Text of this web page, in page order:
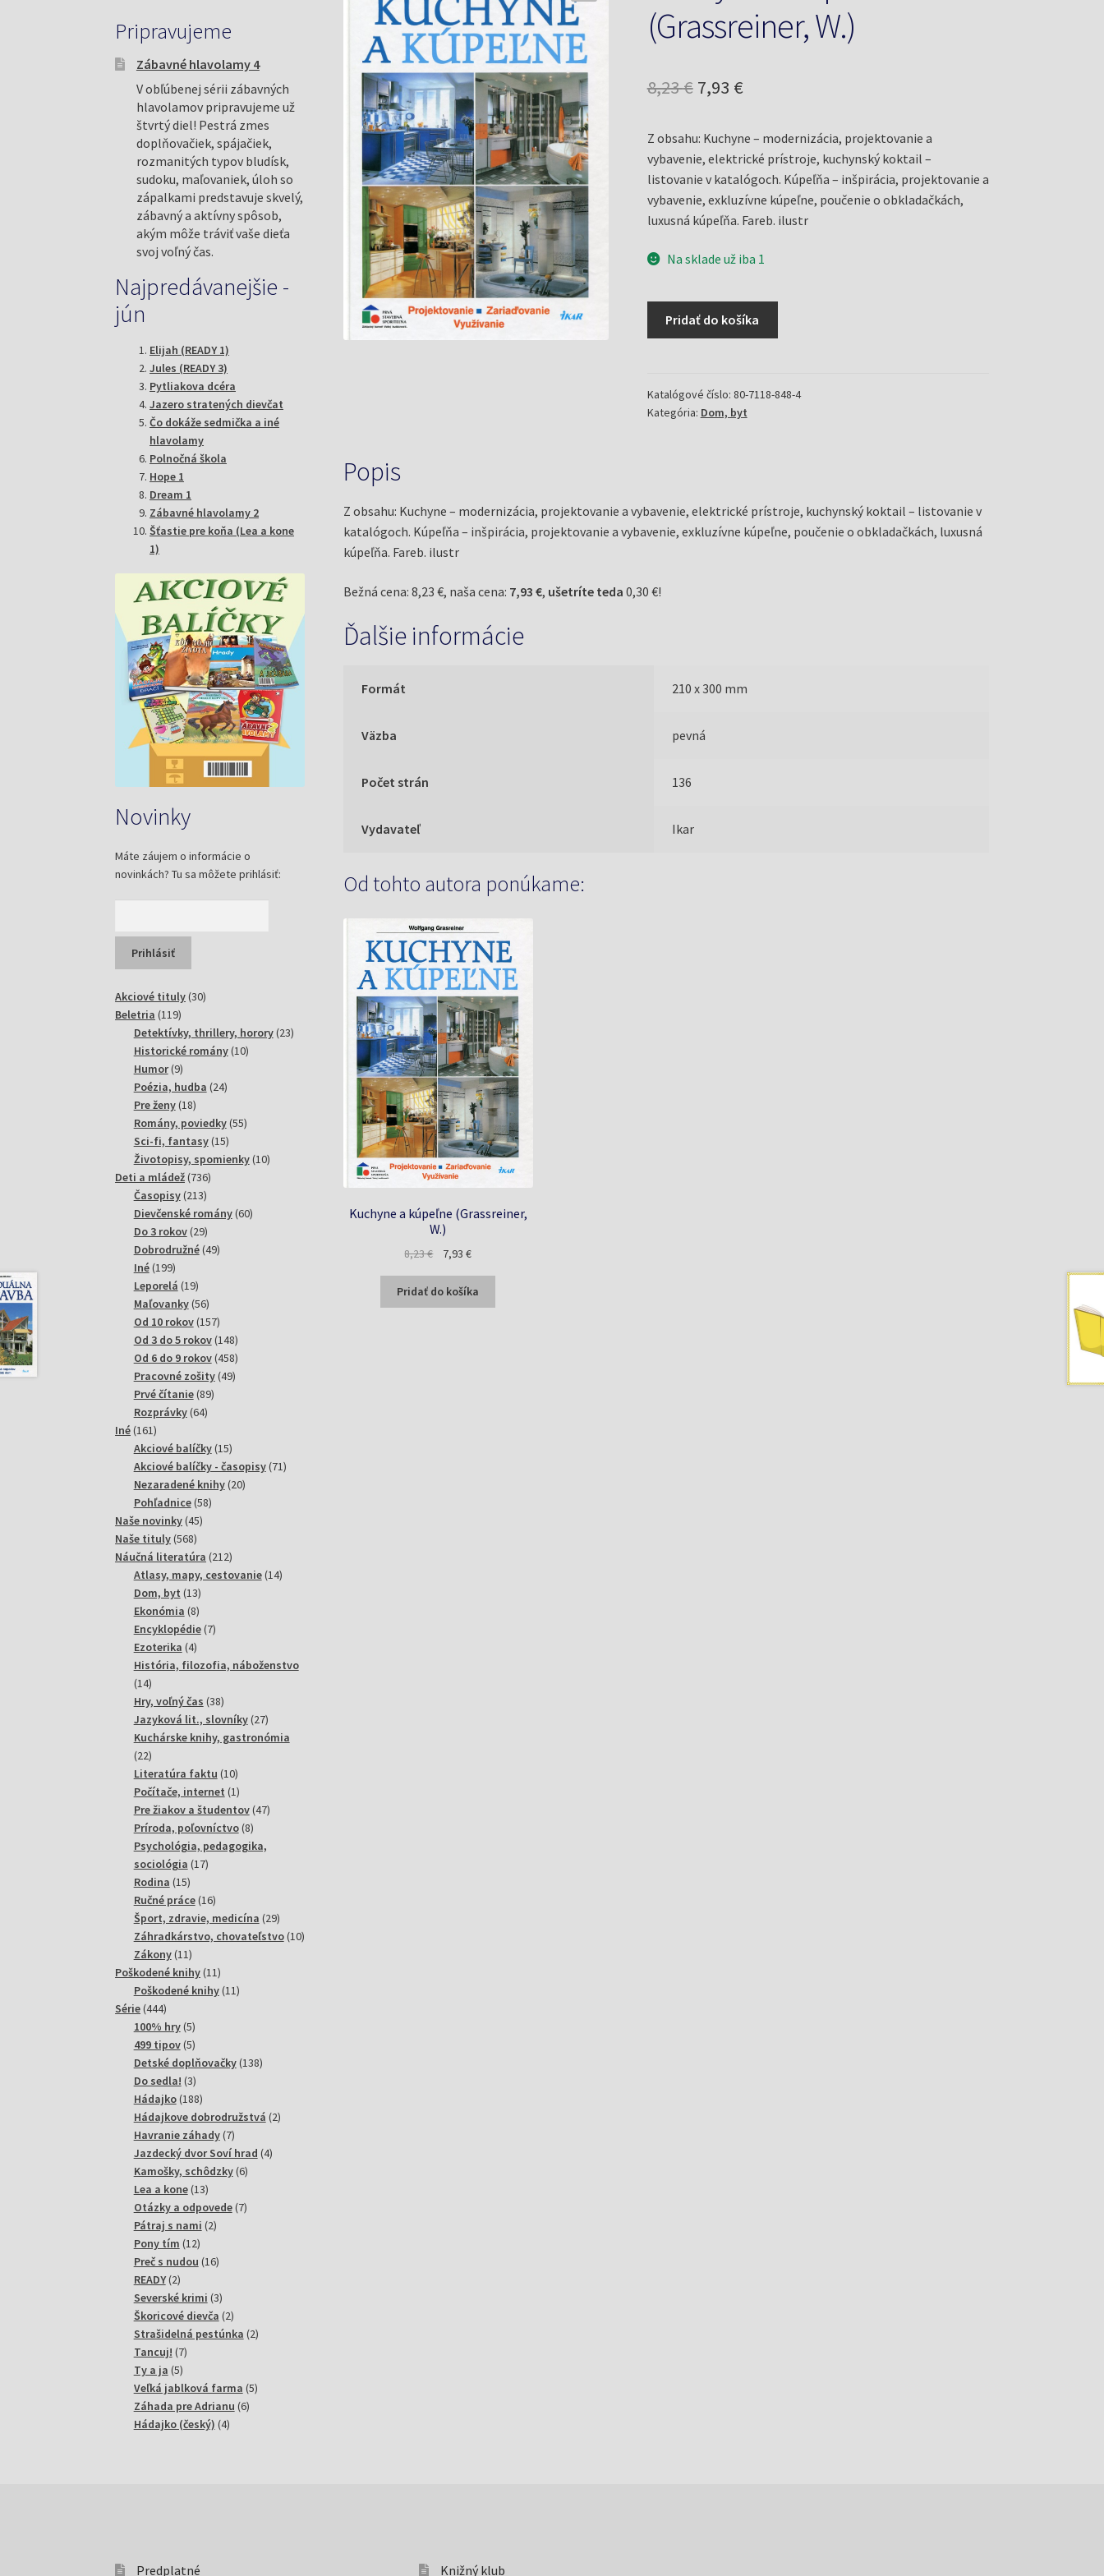
(Grassreiner, W.)
8,23€ Pôvodná
bola:
8,23 €.
7,93 €Aktuálna
je:
7,93 €.
Z obsahu: Kuchyne – modernizácia, projektovanie a
vybavenie, elektrické prístroje, kuchynský koktail –
listovanie v katalógoch. Kúpeľňa – inšpirácia, projektovanie a
vybavenie, exkluzívne kúpeľne, poučenie o obkladačkách,
luxusná kúpeľňa. Fareb. ilustr
Na sklade už iba 1
množstvo
(Grassreiner,
W.)
Pridať do košíka
Katalógové číslo: 80-7118-848-4
Kategória: Dom, byt
Popis
Z obsahu: Kuchyne – modernizácia, projektovanie a vybavenie, elektrické prístroje, kuchynský koktail – listovanie v
katalógoch. Kúpeľňa – inšpirácia, projektovanie a vybavenie, exkluzívne kúpeľne, poučenie o obkladačkách, luxusná
kúpeľňa. Fareb. ilustr
Bežná cena: 8,23 €, naša cena: 7,93 €, ušetríte teda 0,30 €!
Ďalšie informácie
Formát 210 x 300 mm
Väzba pevná
Počet strán 136
Vydavateľ Ikar
Od tohto autora ponúkame:
Kuchyne a kúpeľne (Grassreiner,
W.)
8,23€
Pôvodná
bola:
8,23 €.
7,93€Aktuálna
je:
7,93 €.
Pridať do košíka
Pripravujeme
Zábavné hlavolamy 4
V obľúbenej sérii zábavných
hlavolamov pripravujeme už
štvrtý diel! Pestrá zmes
doplňovačiek, spájačiek,
rozmanitých typov bludísk,
sudoku, maľovaniek, úloh so
zápalkami predstavuje skvelý,
zábavný a aktívny spôsob,
akým môže tráviť vaše dieťa
svoj voľný čas.
Najpredávanejšie -
jún
Elijah (READY 1)
Jules (READY 3)
Pytliakova dcéra
Jazero stratených dievčat
Čo dokáže sedmička a iné
hlavolamy
Polnočná škola
Hope 1
Dream 1
Zábavné hlavolamy 2
Šťastie pre koňa (Lea a kone
1)
Novinky
Máte záujem o informácie o
novinkách? Tu sa môžete prihlásiť:
Akciové tituly 3030
Beletria 119119
produktov
Detektívky, thrillery, horory 2323
Historické romány 1010
Humor 99
produktov
Poézia, hudba 2424
Pre ženy 1818
produktov
Romány, poviedky 5555
Sci-fi, fantasy 1515
produktov
Životopisy, spomienky 1010
Deti a mládež 736736
Časopisy 213213
produktov
Dievčenské romány 6060
Do 3 rokov 2929
produktov
Dobrodružné 4949
Iné 199199
produktov
Leporelá 1919
produktov
Maľovanky 5656
produktov
Od 10 rokov 157157
produktov
Od 3 do 5 rokov 148148
produktov
Od 6 do 9 rokov 458458
produktov
Pracovné zošity 4949
Prvé čítanie 8989
Rozprávky 6464
Iné 161161
produktov
Akciové balíčky 1515
produktov
Akciové balíčky - časopisy 7171
Nezaradené knihy 2020
Pohľadnice 5858
Naše novinky 4545
Naše tituly 568568
produktov
Náučná literatúra 212212
produktov
Atlasy, mapy, cestovanie 1414
Dom, byt 1313
produktov
Ekonómia 88
produktov
Encyklopédie 77
Ezoterika 44
produkty
História, filozofia, náboženstvo
1414
produktov
Hry, voľný čas 3838
produktov
Jazyková lit., slovníky 2727
produktov
Kuchárske knihy, gastronómia
2222
produktov
Literatúra faktu 1010
produktov
Počítače, internet 11
produkt
Pre žiakov a študentov 4747
Príroda, poľovníctvo 88
produktov
Psychológia, pedagogika,
sociológia 1717
Rodina 1515
produktov
Ručné práce 1616
produktov
Šport, zdravie, medicína 2929
produktov
Záhradkárstvo, chovateľstvo 1010
Zákony 1111
produktov
Poškodené knihy 1111
produktov
Poškodené knihy 1111
Série 444444
produktov
100% hry 55
produktov
499 tipov 55
produktov
Detské doplňovačky 138138
Do sedla! 33
produkty
Hádajko 188188
produktov
Hádajkove dobrodružstvá 22
Havranie záhady 77
produktov
Jazdecký dvor Soví hrad 44
Kamošky, schôdzky 66
Lea a kone 1313
produktov
Otázky a odpovede 77
Pátraj s nami 22
Pony tím 1212
produktov
Preč s nudou 1616
READY 22
produkty
Severské krimi 33
produkty
Škoricové dievča 22
produkty
Strašidelná pestúnka 22
Tancuj! 77
Ty a ja 55
produktov
Veľká jablková farma 55
Záhada pre Adrianu 66
Hádajko (český) 44
Predplatné Knižný klub